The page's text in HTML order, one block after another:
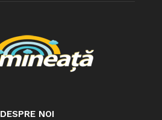
DESPRE NOI